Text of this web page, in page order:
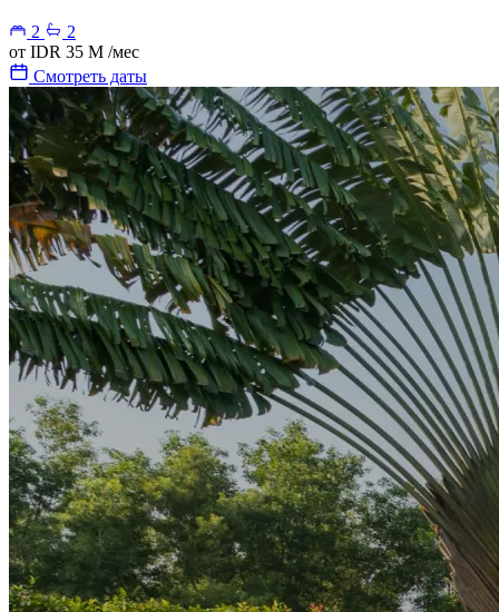
2
2
от IDR 35 M /мес
Смотреть даты